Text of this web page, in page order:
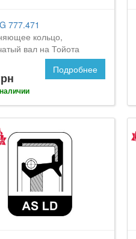
777.471
кольцо,
вал на Тойота
Подробнее